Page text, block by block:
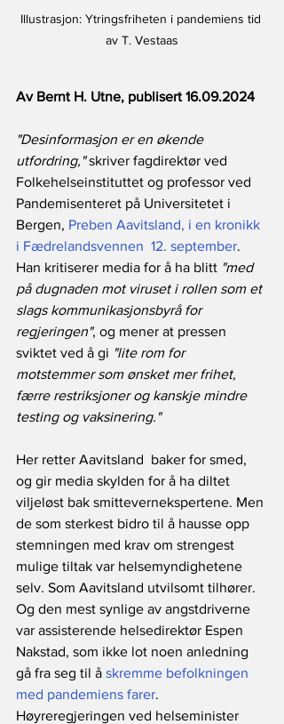
Illustrasjon: Ytringsfriheten i pandemiens tid
av T. Vestaas
Av Bernt H. Utne, publisert 16.09.2024
"Desinformasjon er en økende
utfordring," skriver fagdirektør ved
Folkehelseinstituttet og professor ved
Pandemisenteret på Universitetet i
Bergen, Preben Aavitsland, i en kronikk
i Fædrelandsvennen  12. september.
Han kritiserer media for å ha blitt "med
på dugnaden mot viruset i rollen som et
slags kommunikasjonsbyrå for
regjeringen", og mener at pressen
sviktet ved å gi "lite rom for
motstemmer som ønsket mer frihet,
færre restriksjoner og kanskje mindre
testing og vaksinering."
Her retter Aavitsland  baker for smed,
og gir media skylden for å ha diltet
viljeløst bak smittevernekspertene. Men
de som sterkest bidro til å hausse opp
stemningen med krav om strengest
mulige tiltak var helsemyndighetene
selv. Som Aavitsland utvilsomt tilhører.
Og den mest synlige av angstdriverne
var assisterende helsedirektør Espen
Nakstad, som ikke lot noen anledning
gå fra seg til å skremme befolkningen
med pandemiens farer.
Høyreregjeringen ved helseminister